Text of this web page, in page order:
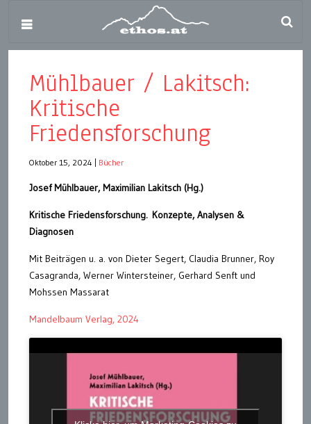
Mühlbauer / Lakitsch:
Kritische
Friedensforschung
Oktober 15, 2024 Bücher
Josef Mühlbauer, Maximilian Lakitsch (Hg.)
Kritische Friedensforschung. Konzepte, Analysen &
Diagnosen
Mit Beiträgen u. a. von Dieter Segert, Claudia Brunner, Roy
Casagranda, Werner Wintersteiner, Gerhard Senft und
Mohssen Massarat
Mandelbaum Verlag, 2024